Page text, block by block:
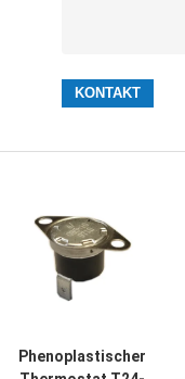
Phenoplastischer